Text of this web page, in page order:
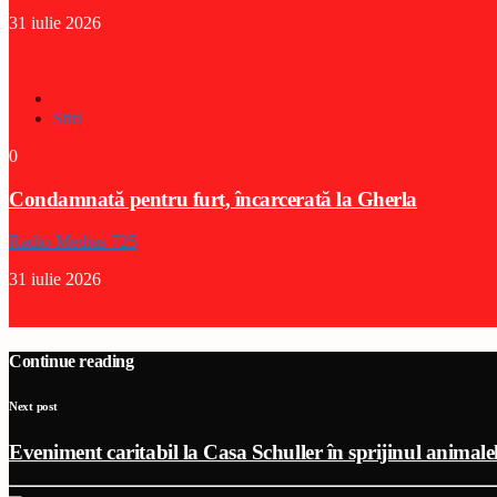
31 iulie 2026
Stiri
0
Condamnată pentru furt, încarcerată la Gherla
Radio Medias 725
31 iulie 2026
Continue reading
Next post
Eveniment caritabil la Casa Schuller în sprijinul